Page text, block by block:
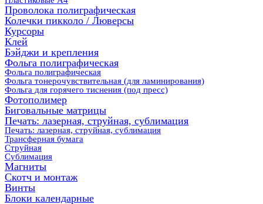
Проволока полиграфическая
Колечки пикколо / Люверсы
Курсоры
Клей
Бэйджи и крепления
Фольга полиграфическая
Фольга полиграфическая
Фольга тонерочувствительная (для ламинирования)
Фольга для горячего тиснения (под пресс)
Фотополимер
Биговальные матрицы
Печать: лазерная, струйная, сублимация
Печать: лазерная, струйная, сублимация
Трансферная бумага
Струйная
Сублимация
Магниты
Скотч и монтаж
Винты
Блоки календарные